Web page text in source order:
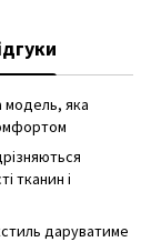
модель, яка
тканин і
даруватиме